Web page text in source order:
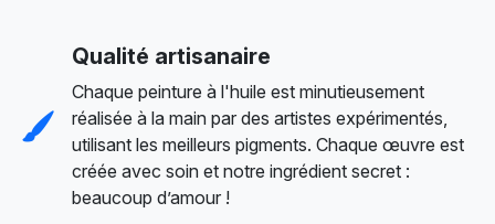
Qualité artisanaire
Chaque peinture à l'huile est minutieusement
réalisée à la main par des artistes expérimentés,
utilisant les meilleurs pigments. Chaque œuvre est
créée avec soin et notre ingrédient secret :
beaucoup d’amour !